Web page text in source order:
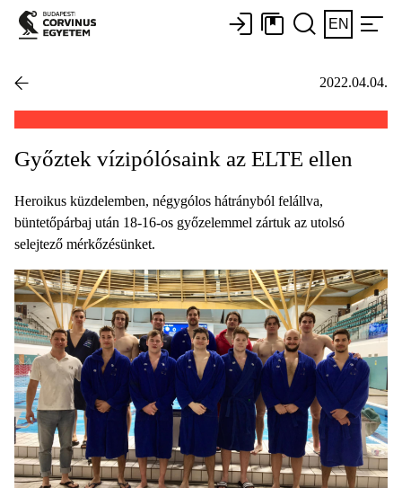
EN
2022.04.04.
Győztek vízipólósaink az ELTE ellen
Heroikus küzdelemben, négygólos hátrányból felállva,
büntetőpárbaj után 18-16-os győzelemmel zártuk az utolsó
selejtező mérkőzésünket.